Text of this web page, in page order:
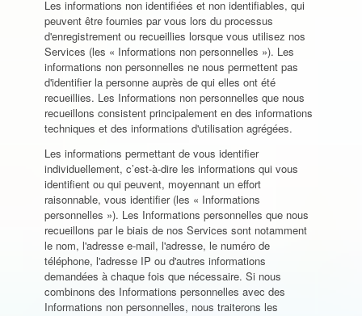
Les informations non identifiées et non identifiables, qui
peuvent être fournies par vous lors du processus
d'enregistrement ou recueillies lorsque vous utilisez nos
Services (les « Informations non personnelles »). Les
informations non personnelles ne nous permettent pas
d'identifier la personne auprès de qui elles ont été
recueillies. Les Informations non personnelles que nous
recueillons consistent principalement en des informations
techniques et des informations d'utilisation agrégées.
Les informations permettant de vous identifier
individuellement, c’est-à-dire les informations qui vous
identifient ou qui peuvent, moyennant un effort
raisonnable, vous identifier (les « Informations
personnelles »). Les Informations personnelles que nous
recueillons par le biais de nos Services sont notamment
le nom, l'adresse e-mail, l'adresse, le numéro de
téléphone, l'adresse IP ou d'autres informations
demandées à chaque fois que nécessaire. Si nous
combinons des Informations personnelles avec des
Informations non personnelles, nous traiterons les